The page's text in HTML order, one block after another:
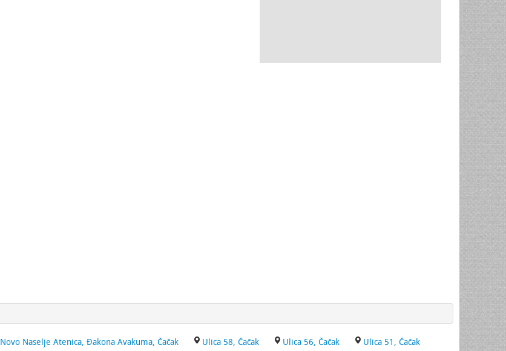
Novo Naselje Atenica, Đakona Avakuma, Čačak Ulica 58, Čačak Ulica 56, Čačak
Ulica 51, Čačak